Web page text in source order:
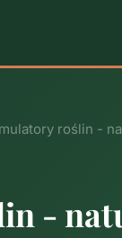
roślin -
-